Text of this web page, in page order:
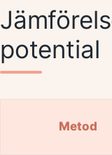
potential
Metod